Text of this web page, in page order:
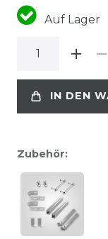
Auf Lager
IN DEN
Zubehör: